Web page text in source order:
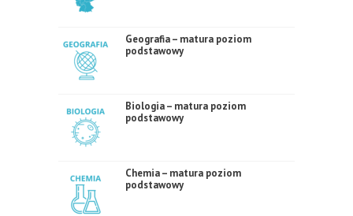
Geografia – matura poziom
podstawowy
Biologia – matura poziom
podstawowy
Chemia – matura poziom
podstawowy